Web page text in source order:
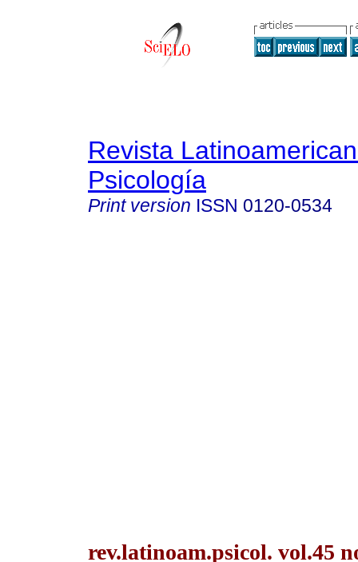
Revista
Psicología
Print version ISSN 0120-0534
rev.latinoam.psicol. vol.45